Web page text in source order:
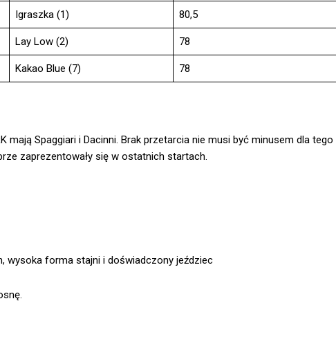
Igraszka (1) 80,5
Lay Low (2) 78
Kakao Blue (7) 78
mają Spaggiari i Dacinni. Brak przetarcia nie musi być minusem dla tego
zaprezentowały się w ostatnich startach.
wysoka forma stajni i doświadczony jeździec